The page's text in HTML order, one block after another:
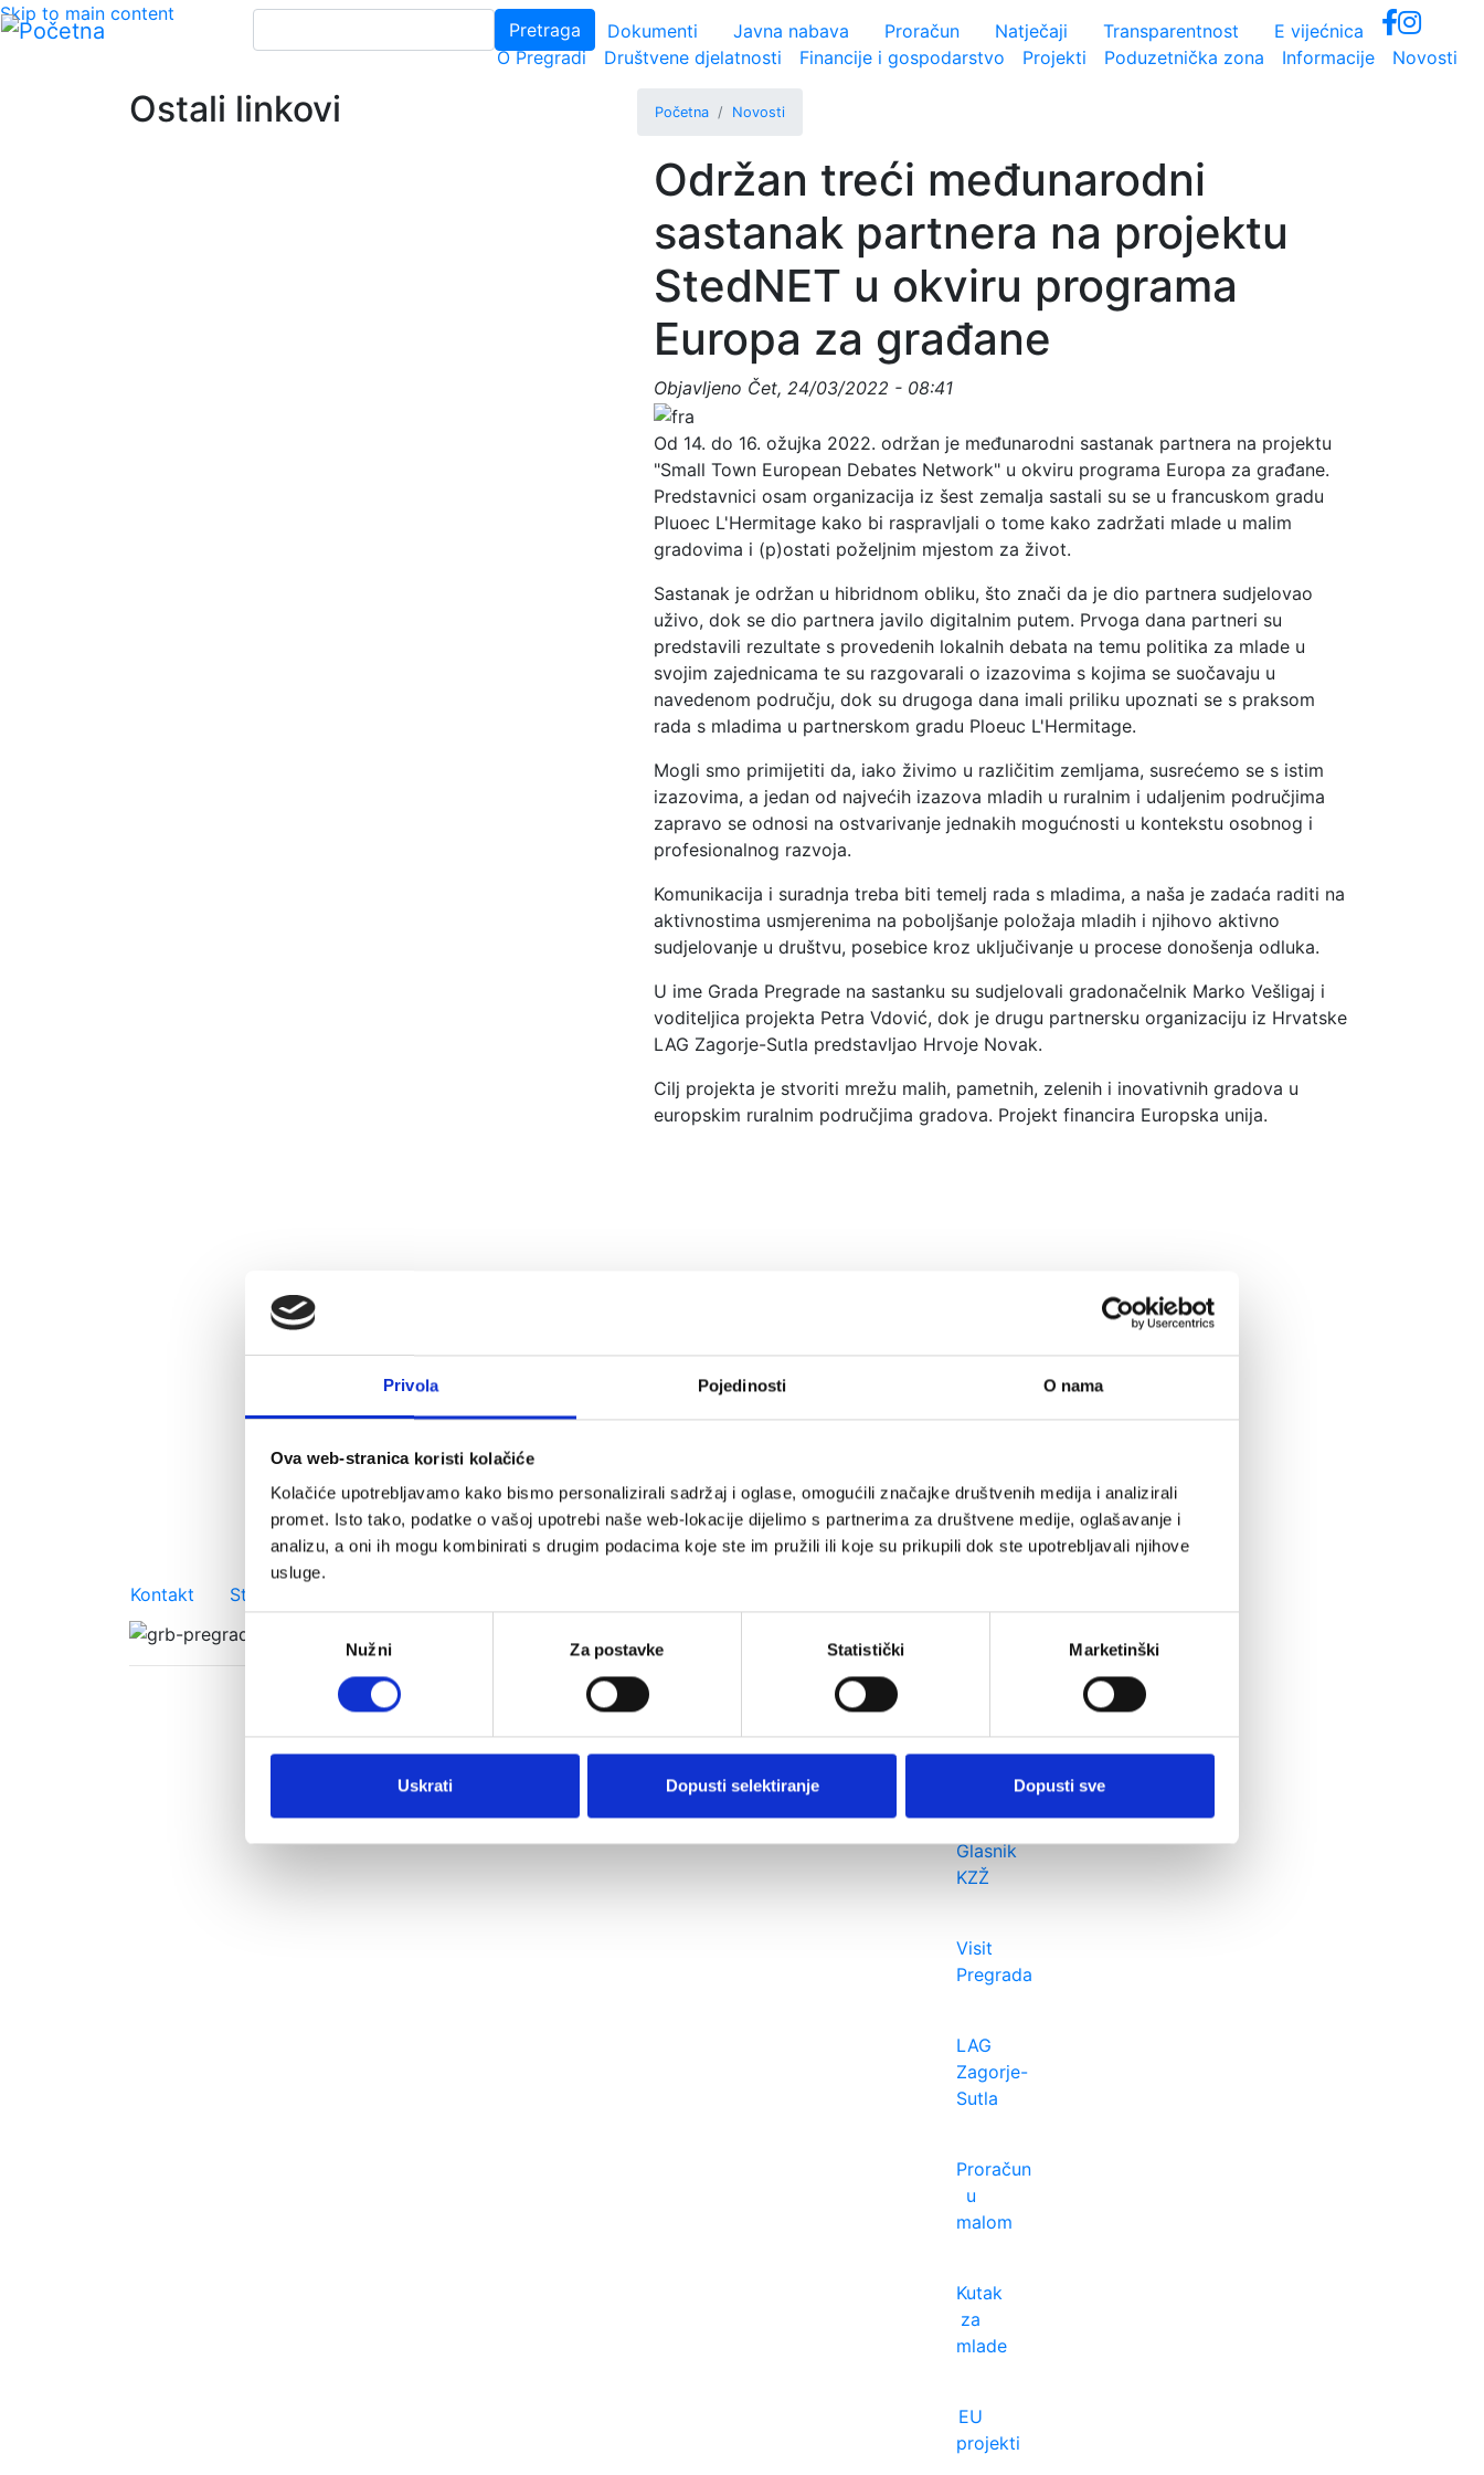
Privola Pojedinosti O nama
Ova web-stranica koristi kolačiće
Kolačiće upotrebljavamo kako bismo personalizirali sadržaj i oglase, omogućili značajke društvenih medija i analizirali
promet. Isto tako, podatke o vašoj upotrebi naše web-lokacije dijelimo s partnerima za društvene medije, oglašavanje i
analizu, a oni ih mogu kombinirati s drugim podacima koje ste im pružili ili koje su prikupili dok ste upotrebljavali njihove
usluge.
Nužni Za postavke Statistički Marketinški
Uskrati Dopusti selektiranje Dopusti sve
Skip to main content
Pretraga
Pretraga
Uprava linkovi
Dokumenti Javna nabava Proračun Natječaji Transparentnost E vijećnica
Main navigation
O Pregradi Društvene djelatnosti Financije i gospodarstvo Projekti Poduzetnička zona Informacije Novosti
Početna Novosti
Održan treći međunarodni
sastanak partnera na projektu
StedNET u okviru programa
Europa za građane
Objavljeno Čet, 24/03/2022 - 08:41
Od 14. do 16. ožujka 2022. održan je međunarodni sastanak partnera na projektu
"Small Town European Debates Network" u okviru programa Europa za građane.
Predstavnici osam organizacija iz šest zemalja sastali su se u francuskom gradu
Pluoec L'Hermitage kako bi raspravljali o tome kako zadržati mlade u malim
gradovima i (p)ostati poželjnim mjestom za život.
Sastanak je održan u hibridnom obliku, što znači da je dio partnera sudjelovao
uživo, dok se dio partnera javilo digitalnim putem. Prvoga dana partneri su
predstavili rezultate s provedenih lokalnih debata na temu politika za mlade u
svojim zajednicama te su razgovarali o izazovima s kojima se suočavaju u
navedenom području, dok su drugoga dana imali priliku upoznati se s praksom
rada s mladima u partnerskom gradu Ploeuc L'Hermitage.
Mogli smo primijetiti da, iako živimo u različitim zemljama, susrećemo se s istim
izazovima, a jedan od najvećih izazova mladih u ruralnim i udaljenim područjima
zapravo se odnosi na ostvarivanje jednakih mogućnosti u kontekstu osobnog i
profesionalnog razvoja.
Komunikacija i suradnja treba biti temelj rada s mladima, a naša je zadaća raditi na
aktivnostima usmjerenima na poboljšanje položaja mladih i njihovo aktivno
sudjelovanje u društvu, posebice kroz uključivanje u procese donošenja odluka.
U ime Grada Pregrade na sastanku su sudjelovali gradonačelnik Marko Vešligaj i
voditeljica projekta Petra Vdović, dok je drugu partnersku organizaciju iz Hrvatske
LAG Zagorje-Sutla predstavljao Hrvoje Novak.
Cilj projekta je stvoriti mrežu malih, pametnih, zelenih i inovativnih gradova u
europskim ruralnim područjima gradova. Projekt financira Europska unija.
Prethodna
Sljedeći
Novosti
Ostali linkovi
Važniji linkovi
Kontakt Strateški plan
Otvoreni
Glasnik
KZŽ
Visit
Pregrada
LAG
Zagorje-
Sutla
Proračun
u
malom
Kutak
za
mlade
EU
projekti